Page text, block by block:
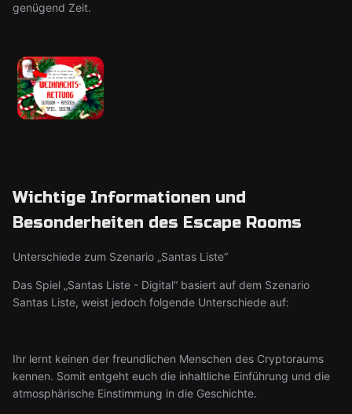
genügend Zeit.
Wichtige Informationen und
Besonderheiten des Escape Rooms
Unterschiede zum Szenario „Santas Liste“
Das Spiel „Santas Liste - Digital“ basiert auf dem Szenario
Santas Liste, weist jedoch folgende Unterschiede auf:
Ihr lernt keinen der freundlichen Menschen des Cryptoraums
kennen. Somit entgeht euch die inhaltliche Einführung und die
atmosphärische Einstimmung in die Geschichte.